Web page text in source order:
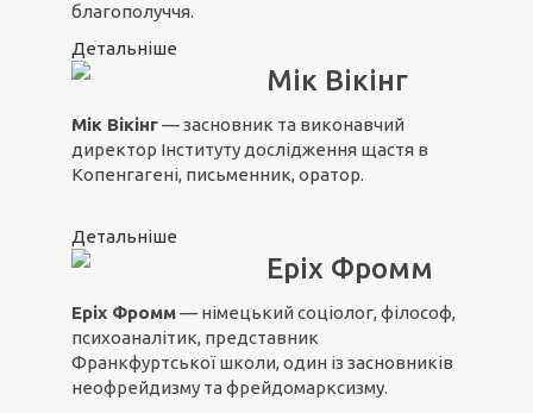
благополуччя.
Детальніше
Мік Вікінг
Мік Вікінг— засновник та виконавчий
директор Інституту дослідження щастя в
Копенгагені, письменник, оратор.
Детальніше
Еріх Фромм
Еріх Фромм— німецький соціолог, філософ,
психоаналітик, представник
Франкфуртської школи, один із засновників
неофрейдизму та фрейдомарксизму.